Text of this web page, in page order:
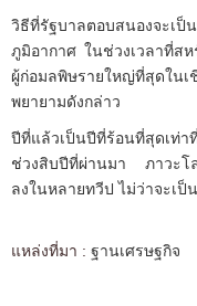
วิธีที่รัฐบาลตอบสนองจะเป็
ภูมิอากาศ ในช่วงเวลาที่ส
ผู้ก่อมลพิษรายใหญ่ที่สุดใน
พยายามดังกล่าว
ปีที่แล้วเป็นปีที่ร้อนที่สุดเท่
ช่วงสิบปีที่ผ่านมา ภาวะโล
ลงในหลายทวีป ไม่ว่าจะเ
แหล่งที่มา : ฐานเศรษฐกิจ